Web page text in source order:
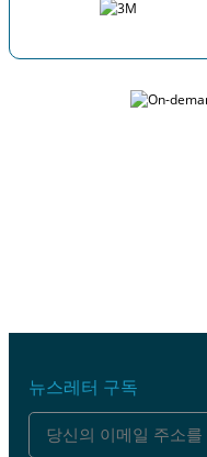
뉴스레터 구독